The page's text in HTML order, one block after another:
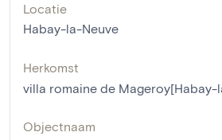
Locatie
Habay-la-Neuve
Herkomst
villa romaine de Mageroy[Habay-
Objectnaam